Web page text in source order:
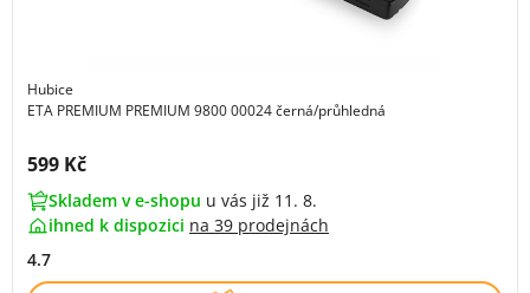
Hubice
ETA PREMIUM PREMIUM 9800 00024 černá/průhledná
Cena s DPH:
599 Kč
Skladem v e-shopu u vás již 11. 8.
ihned k dispozici na 39 prodejnách
4.7